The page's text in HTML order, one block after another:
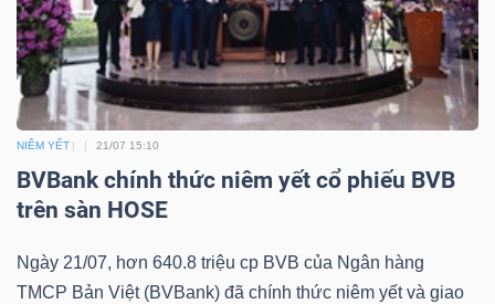
NIÊM YẾT 21/07 15:10
BVBank chính thức niêm yết cổ phiếu BVB
trên sàn HOSE
Ngày 21/07, hơn 640.8 triệu cp BVB của Ngân hàng
TMCP Bản Việt (BVBank) đã chính thức niêm yết và giao
Mã
chứng
khoán
(-)
Tất cả Cổ phiếu
Lãnh
(-)